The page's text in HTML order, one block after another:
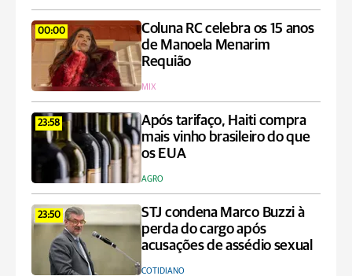
00:00
Coluna RC celebra os 15 anos
de Manoela Menarim
Requião
MIX
23:58
Após tarifaço, Haiti compra
mais vinho brasileiro do que
os EUA
AGRO
23:50
STJ condena Marco Buzzi à
perda do cargo após
acusações de assédio sexual
COTIDIANO